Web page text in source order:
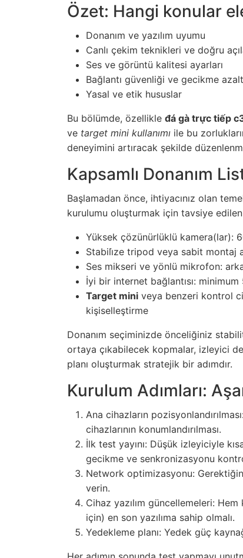
Özet: Hangi konular
Donanım ve yazılım uyumu
Canlı çekim teknikleri ve doğru
Ses ve görüntü kalitesi ayarları
Bağlantı güvenliği ve gecikme
Yasal ve etik hususlar
Bu bölümde, özellikle đá gà trực tiếp
ve target mini kullanımı ile bu
deneyimini artıracak şekilde
Kapsamlı Donanım
Başlamadan önce, ihtiyacınız olan
kurulumu oluşturmak için tavsiye
Yüksek çözünürlüklü kamera(lar):
Stabili̇ze tripod veya sabit montaj
Ses mikseri ve yönlü mikrofon:
İyi bir internet bağlantısı:
Target mini veya benzeri kontrol
kişiselleştirme
Donanım seçiminizde önceliğiniz
ortaya çıkabilecek kopmalar, izleyici
planı oluşturmak stratejik bir adımdır.
Kurulum Adımları:
Ana cihazların
cihazlarının konumlandırılması.
İlk test yayını: Düşük izleyiciyle
gecikme ve senkronizasyonu
Network optimizasyonu:
verin.
Cihaz yazılım güncellemeleri:
için) en son yazılıma sahip olmalı.
Yedekleme planı: Yedek güç